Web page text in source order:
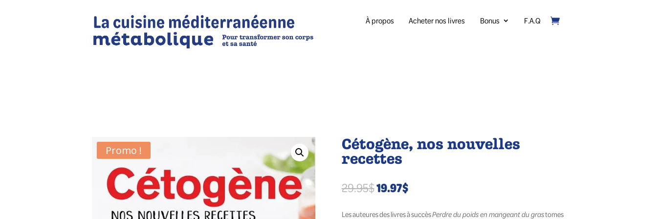
À propos Acheter nos livres Bonus F.A.Q
Promo !
Cétogène, nos nouvelles
recettes
29.95$Le
19.97$Le
Les auteures des livres à succèsPerdre du poids en mangeant du grastomes